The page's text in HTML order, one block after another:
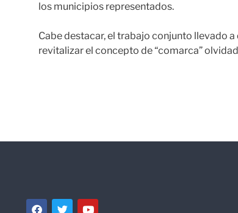
los municipios representados.
Cabe destacar, el trabajo conjunto llevado a
revitalizar el concepto de “comarca”